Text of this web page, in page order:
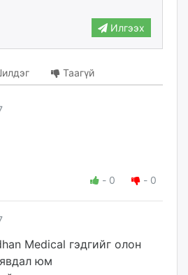
Илгээх
Таагүй
- 0 - 0
Medical гэдгийг олон
юм